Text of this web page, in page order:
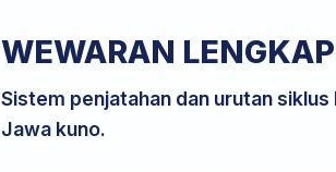
WEWARAN LENGKAP
Sistem penjatahan dan urutan
Jawa kuno.